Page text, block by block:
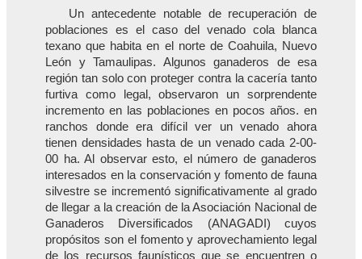
Un antecedente notable de recuperación de
poblaciones es el caso del venado cola blanca
texano que habita en el norte de Coahuila, Nuevo
León y Tamaulipas. Algunos ganaderos de esa
región tan solo con proteger contra la cacería tanto
furtiva como legal, observaron un sorprendente
incremento en las poblaciones en pocos años. en
ranchos donde era difícil ver un venado ahora
tienen densidades hasta de un venado cada 2-00-
00 ha. Al observar esto, el número de ganaderos
interesados en la conservación y fomento de fauna
silvestre se incrementó significativamente al grado
de llegar a la creación de la Asociación Nacional de
Ganaderos Diversificados (ANAGADI) cuyos
propósitos son el fomento y aprovechamiento legal
de los recursos faunísticos que se encuentren o